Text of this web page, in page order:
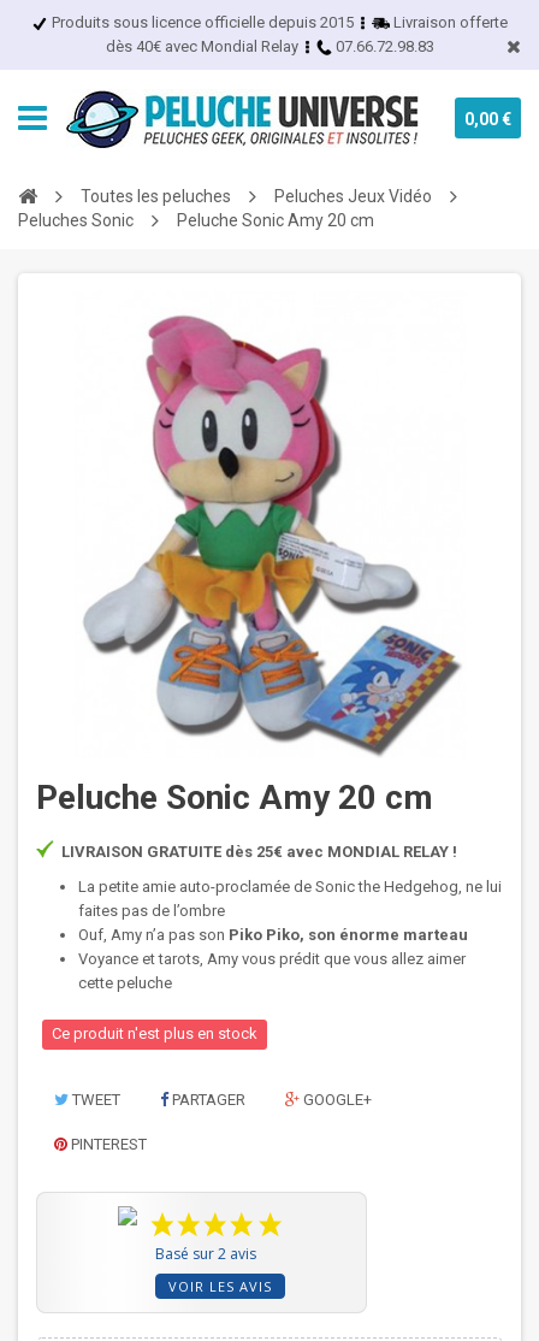
Produits sous licence officielle depuis 2015
Livraison offerte
dès 40€ avec Mondial Relay
07.66.72.98.83
0,00 €
Toutes les peluches
Peluches Jeux Vidéo
Peluches Sonic
Peluche Sonic Amy 20 cm
Peluche Sonic Amy 20 cm
LIVRAISON GRATUITE dès 25€ avec MONDIAL RELAY !
La petite amie auto-proclamée de Sonic the Hedgehog, ne lui
faites pas de l’ombre
Ouf, Amy n’a pas son Piko Piko, son énorme marteau
Voyance et tarots, Amy vous prédit que vous allez aimer
cette peluche
Ce produit n'est plus en stock
TWEET PARTAGER GOOGLE+
PINTEREST
Basé sur 2 avis
VOIR LES AVIS